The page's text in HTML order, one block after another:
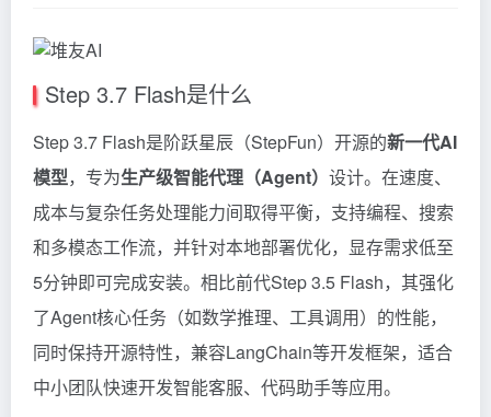
Step 3.7 Flash是什么
Step 3.7 Flash是阶跃星辰（StepFun）开源的新一代AI
模型，专为生产级智能代理（Agent） 设计。在速度、
成本与复杂任务处理能力间取得平衡，支持编程、搜索
和多模态工作流，并针对本地部署优化，显存需求低至
5分钟即可完成安装。相比前代Step 3.5 Flash，其强化
了Agent核心任务（如数学推理、工具调用）的性能，
同时保持开源特性，兼容LangChain等开发框架，适合
中小团队快速开发智能客服、代码助手等应用。